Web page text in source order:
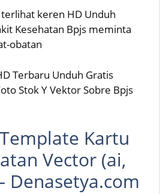
keren HD Unduh
Kesehatan Bpjs meminta
obatan
Terbaru Unduh Gratis
Stok Y Vektor Sobre Bpjs
Kartu
Vector (ai,
Denasetya.com